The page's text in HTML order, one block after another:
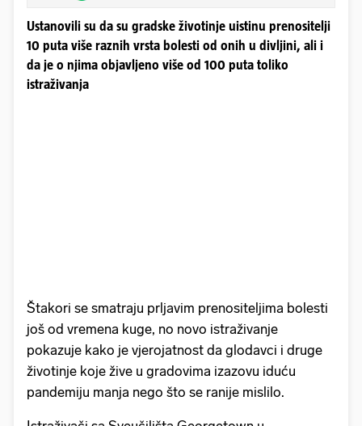
Ustanovili su da su gradske životinje uistinu prenositelji
10 puta više raznih vrsta bolesti od onih u divljini, ali i
da je o njima objavljeno više od 100 puta toliko
istraživanja
Štakori se smatraju prljavim prenositeljima bolesti
još od vremena kuge, no novo istraživanje
pokazuje kako je vjerojatnost da glodavci i druge
životinje koje žive u gradovima izazovu iduću
pandemiju manja nego što se ranije mislilo.